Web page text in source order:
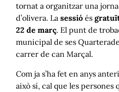
tornat a organitzar una
d’olivera. La sessió és
22 de març. El punt de
municipal de ses
carrer de can Marçal.
Com ja s’ha fet en anys
això sí, cal que les persones